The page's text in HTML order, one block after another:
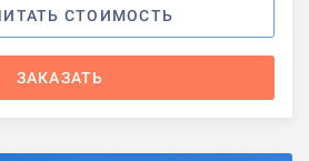
СТОИМОСТЬ
ЗАКАЗАТЬ